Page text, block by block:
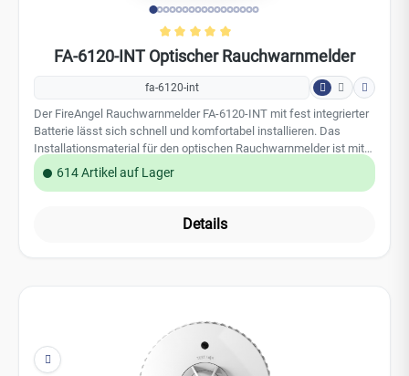
im Lieferumfang enthalten. Unter normalen Betriebsbedingungen
ist der Rauchmelder 10 Jahre lang funktionsfähig. Sie sollten den
Rauchmelder danach austauschen, damit ein kontinuierlicher
Schutz Ihres Zuhauses sichergestellt ist. Leistungsmerkmale:
optische Sensortechnologie versiegelte Lithium Batterie 10 Jahre
Batterielebensdauer & Produktlebensdauer Indikator: Rote LED
Test-/Stummschalttaste reduzierte Testlautstärke Sleep Easy-
Modus: temporäre Stummschaltung einer Störungsmeldung End-
of-Life Anzeige geeignet auch für Wohnmobile und Wohnwagen
zertifiziert nach EN14604, Q-Label 5 Jahre Herstellergarantie der
FireAngel Safety Technology Limited Technische Daten:
Sensortechnologie: Optisch Alarmtonpegel: 85dB (A) bei 3m
Batterie: versiegelte 10-Jahres Lithiumbatterie Gewicht: 138
614 Artikel auf Lager
Details
FA-6215-INT Hitzewarnmelder, Austauschbare
Batterie